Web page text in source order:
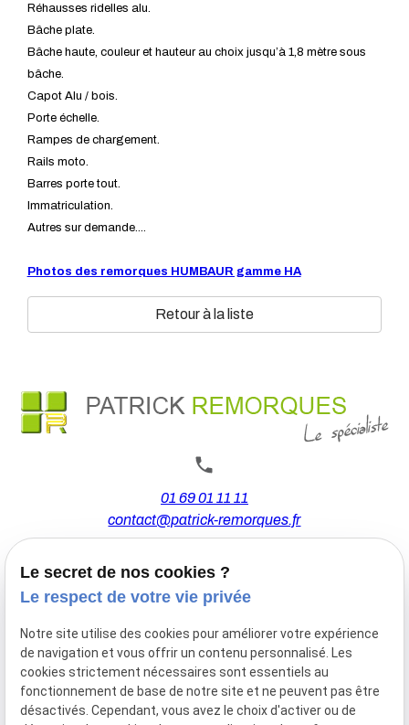
Réhausses ridelles alu.
Bâche plate.
Bâche haute, couleur et hauteur au choix jusqu’à 1,8 mètre sous
bâche.
Capot Alu / bois.
Porte échelle.
Rampes de chargement.
Rails moto.
Barres porte tout.
Immatriculation.
Autres sur demande....
Photos des remorques HUMBAUR gamme HA
Retour à la liste
01 69 01 11 11
contact@patrick-remorques.fr
44 Avenue de la Division Leclerc
91160 BALLAINVILLIERS
Du Mardi au Samedi
De 9h00 à 12h30 et de 13h30 à 18h00
Le Lundi sur rendez-vous.
Le secret de nos cookies ?
Le respect de votre vie privée
Notre site utilise des cookies pour améliorer votre expérience
de navigation et vous offrir un contenu personnalisé. Les
cookies strictement nécessaires sont essentiels au
fonctionnement de base de notre site et ne peuvent pas être
désactivés. Cependant, vous avez le choix d'activer ou de